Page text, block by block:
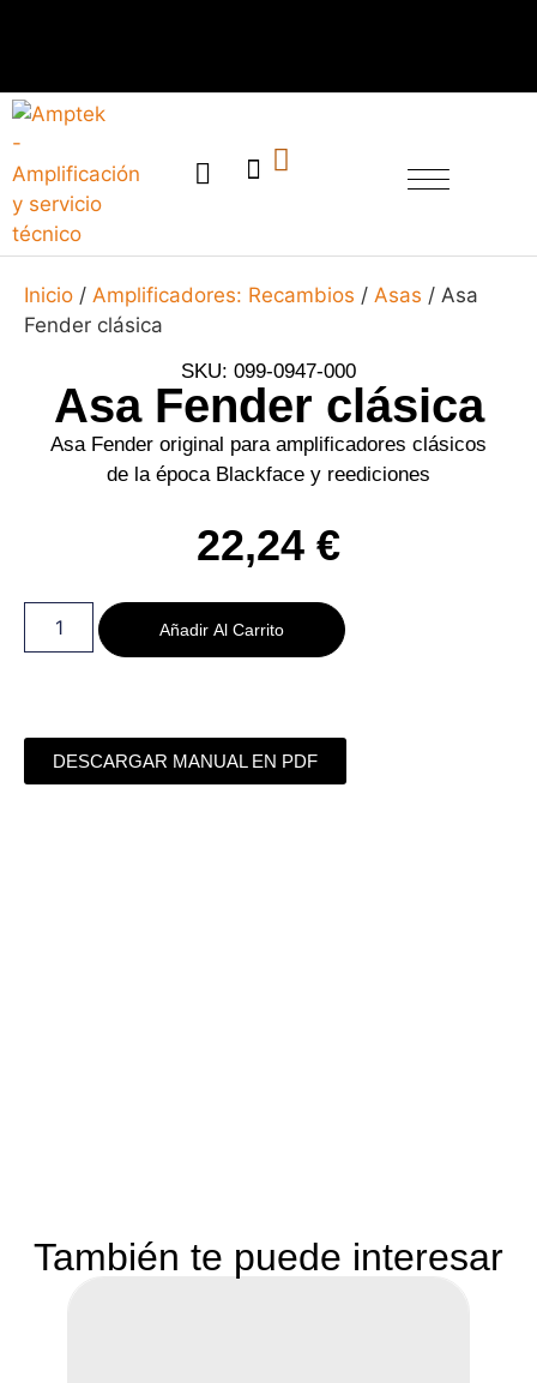
Inicio / Amplificadores: Recambios / Asas / Asa
Fender clásica
SKU: 099-0947-000
Asa Fender clásica
Asa Fender original para amplificadores clásicos
de la época Blackface y reediciones
22,24 €
Añadir Al Carrito
DESCARGAR MANUAL EN PDF
También te puede interesar